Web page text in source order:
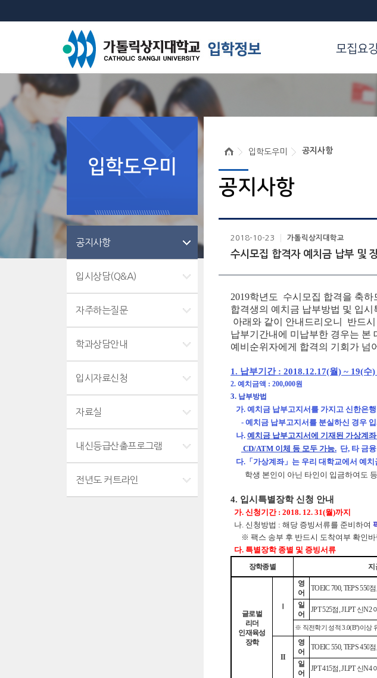
모집요
입학도우미
공지사항
입시상담(Q&A)
자주하는질문
학과상담안내
입시자료신청
자료실
내신등급산출프로그램
전년도 커트라인
입학도우미 공지사항
공지사항
2018-10-23 가톨릭상지대학교
수시모집 합격자 예치금 납부 및
2019학년도 수시모집 합격을 축하
합격생의 예치금 납부방법 및 입시
아래와 같이 안내드리오니 반드
납부기간내에 미납부한 경우는 본
예비순위자에게 합격의 기회가 넘
1. 납부기간 : 2018.12.17(월) ~ 19(수)
2. 예치금액 : 200,000원
3. 납부방법
가. 예치금 납부고지서를 가지고 신한은
- 예치금 납부고지서를 분실하신 경우
나. 예치금 납부고지서에 기재된 가상계
CD/ATM 이체 등 모두 가능. 단, 타 금
다.「가상계좌」는 우리 대학교에서 예
학생 본인이 아닌 타인이 입금하여도
4. 입시특별장학 신청 안내
가. 신청기간 : 2018. 12. 31(월)까지
나. 신청방법 : 해당 증빙서류를 준비하여
※ 팩스 송부 후 반드시 도착여부 확인바
다. 특별장학 종별 및 증빙서류
장학종별 지
글로벌
리더
인재육성
장학
영
어
TOEIC 700, TEPS 550점,
일
어
JPT 525점, JLPT신N2
※ 직전학기 성적3.0(B°)이상
II
영
어
TOEIC 550, TEPS 450점,
일
어
JPT 415점, JLPT신N4